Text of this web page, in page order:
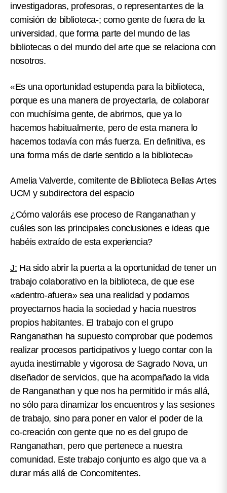
investigadoras, profesoras, o representantes de la
comisión de biblioteca-; como gente de fuera de la
universidad, que forma parte del mundo de las
bibliotecas o del mundo del arte que se relaciona con
nosotros.
«Es una oportunidad estupenda para la biblioteca,
porque es una manera de proyectarla, de colaborar
con muchísima gente, de abrirnos, que ya lo
hacemos habitualmente, pero de esta manera lo
hacemos todavía con más fuerza. En definitiva, es
una forma más de darle sentido a la biblioteca»
Amelia Valverde, comitente de Biblioteca Bellas Artes
UCM y subdirectora del espacio
¿Cómo valoráis ese proceso de Ranganathan y
cuáles son las principales conclusiones e ideas que
habéis extraído de esta experiencia?
J: Ha sido abrir la puerta a la oportunidad de tener un
trabajo colaborativo en la biblioteca, de que ese
«adentro-afuera» sea una realidad y podamos
proyectarnos hacia la sociedad y hacia nuestros
propios habitantes. El trabajo con el grupo
Ranganathan ha supuesto comprobar que podemos
realizar procesos participativos y luego contar con la
ayuda inestimable y vigorosa de Sagrado Nova, un
diseñador de servicios, que ha acompañado la vida
de Ranganathan y que nos ha permitido ir más allá,
no sólo para dinamizar los encuentros y las sesiones
de trabajo, sino para poner en valor el poder de la
co-creación con gente que no es del grupo de
Ranganathan, pero que pertenece a nuestra
comunidad. Este trabajo conjunto es algo que va a
durar más allá de Concomitentes.